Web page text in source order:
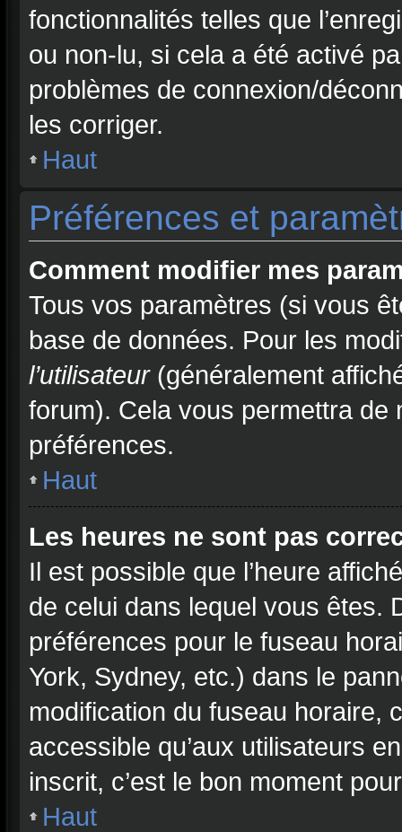
fonctionnalités telles que
ou non-lu, si cela a été activé
problèmes de connexion/
les corriger.
Haut
Préférences et
Comment modifier mes
Tous vos paramètres (si vous
base de données. Pour les
l’utilisateur(généralement
forum). Cela vous permettra
préférences.
Haut
Les heures ne sont pas
Il est possible que l’heure
de celui dans lequel vous êtes.
préférences pour le fuseau
York, Sydney, etc.) dans le
modification du fuseau horaire,
accessible qu’aux utilisateurs
inscrit, c’est le bon moment
Haut